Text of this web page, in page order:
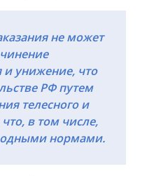
не может
и унижение, что
РФ путем
телесного и
в том числе,
нормами.